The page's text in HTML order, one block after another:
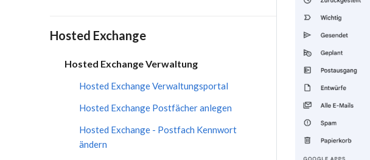
Hosted Exchange
Hosted Exchange Verwaltung
Hosted Exchange Verwaltungsportal
Hosted Exchange Postfächer anlegen
Hosted Exchange - Postfach Kennwort
ändern